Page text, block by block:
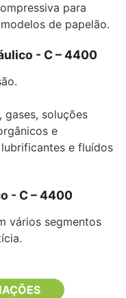
para
de papelão.
- C – 4400
gases, soluções
e
e fluídos
- C – 4400
vários segmentos